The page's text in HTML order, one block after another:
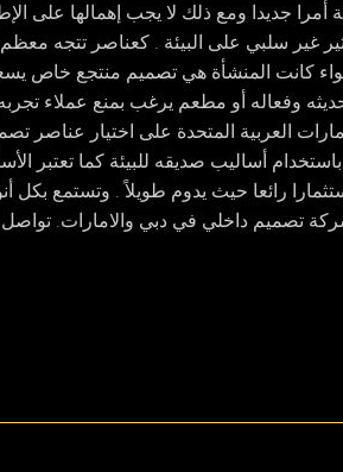
أمرا جديدا ومع ذلك لا يجب إهمالها على
غير سلبي على البيئة . كعناصر تتجه معظم
كانت المنشأة هي تصميم منتجع خاص يسعى
وفعاله أو مطعم يرغب بمنع عملاء
العربية المتحدة على اختيار عناصر
أساليب صديقه للبيئة كما تعتبر
رائعا حيث يدوم طويلاً . وتستمع بكل
تصميم داخلي في دبي والامارات. تواصل